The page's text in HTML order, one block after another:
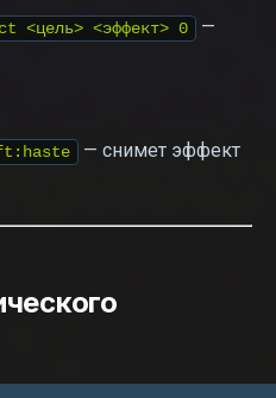
<цель> <эффект> 0
—
— снимет эффект